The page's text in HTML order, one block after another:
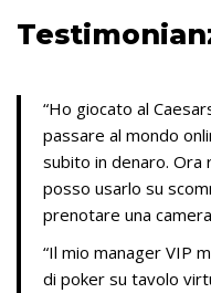
“Ho giocato al
passare al mondo
subito in denaro. Ora
posso usarlo su
prenotare una
“Il mio manager VIP
di poker su tavolo